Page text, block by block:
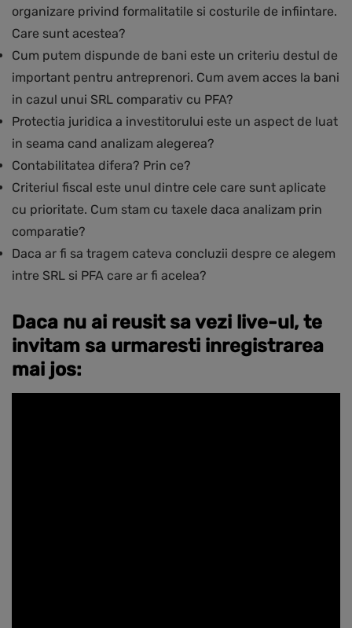
organizare privind formalitatile si costurile de infiintare.
Care sunt acestea?
Cum putem dispunde de bani este un criteriu destul de
important pentru antreprenori. Cum avem acces la bani
in cazul unui SRL comparativ cu PFA?
Protectia juridica a investitorului este un aspect de luat
in seama cand analizam alegerea?
Contabilitatea difera? Prin ce?
Criteriul fiscal este unul dintre cele care sunt aplicate
cu prioritate. Cum stam cu taxele daca analizam prin
comparatie?
Daca ar fi sa tragem cateva concluzii despre ce alegem
intre SRL si PFA care ar fi acelea?
Daca nu ai reusit sa vezi live-ul, te
invitam sa urmaresti inregistrarea
mai jos: